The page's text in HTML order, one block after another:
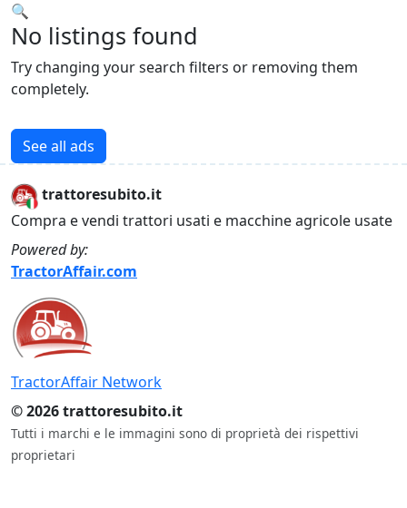
🔍
No listings found
Try changing your search filters or removing them
completely.
See all ads
trattoresubito.it
Compra e vendi trattori usati e macchine agricole usate
Powered by:
TractorAffair.com
TractorAffair Network
© 2026 trattoresubito.it
Tutti i marchi e le immagini sono di proprietà dei rispettivi
proprietari